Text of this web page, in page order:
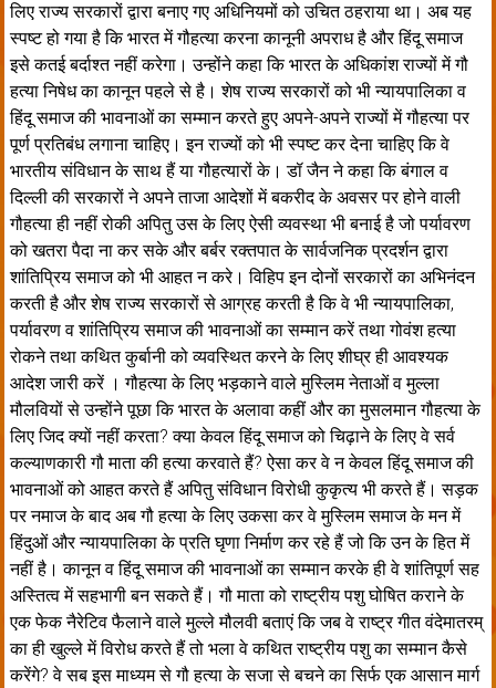
लिए राज्य सरकारों द्वारा बनाए गए अधिनियमों को उचित ठहराया था। अब यह
स्पष्ट हो गया है कि भारत में गौहत्या करना कानूनी अपराध है और हिंदू समाज
इसे कतई बर्दाश्त नहीं करेगा। उन्होंने कहा कि भारत के अधिकांश राज्यों में गौ
हत्या निषेध का कानून पहले से है। शेष राज्य सरकारों को भी न्यायपालिका व
हिंदू समाज की भावनाओं का सम्मान करते हुए अपने-अपने राज्यों में गौहत्या पर
पूर्ण प्रतिबंध लगाना चाहिए। इन राज्यों को भी स्पष्ट कर देना चाहिए कि वे
भारतीय संविधान के साथ हैं या गौहत्यारों के। डॉ जैन ने कहा कि बंगाल व
दिल्ली की सरकारों ने अपने ताजा आदेशों में बकरीद के अवसर पर होने वाली
गौहत्या ही नहीं रोकी अपितु उस के लिए ऐसी व्यवस्था भी बनाई है जो पर्यावरण
को खतरा पैदा ना कर सके और बर्बर रक्तपात के सार्वजनिक प्रदर्शन द्वारा
शांतिप्रिय समाज को भी आहत न करे। विहिप इन दोनों सरकारों का अभिनंदन
करती है और शेष राज्य सरकारों से आग्रह करती है कि वे भी न्यायपालिका,
पर्यावरण व शांतिप्रिय समाज की भावनाओं का सम्मान करें तथा गोवंश हत्या
रोकने तथा कथित कुर्बानी को व्यवस्थित करने के लिए शीघ्र ही आवश्यक
आदेश जारी करें । गौहत्या के लिए भड़काने वाले मुस्लिम नेताओं व मुल्ला
मौलवियों से उन्होंने पूछा कि भारत के अलावा कहीं और का मुसलमान गौहत्या के
लिए जिद क्यों नहीं करता? क्या केवल हिंदू समाज को चिढ़ाने के लिए वे सर्व
कल्याणकारी गौ माता की हत्या करवाते हैं? ऐसा कर वे न केवल हिंदू समाज की
भावनाओं को आहत करते हैं अपितु संविधान विरोधी कुकृत्य भी करते हैं। सड़क
पर नमाज के बाद अब गौ हत्या के लिए उकसा कर वे मुस्लिम समाज के मन में
हिंदुओं और न्यायपालिका के प्रति घृणा निर्माण कर रहे हैं जो कि उन के हित में
नहीं है। कानून व हिंदू समाज की भावनाओं का सम्मान करके ही वे शांतिपूर्ण सह
अस्तित्व में सहभागी बन सकते हैं। गौ माता को राष्ट्रीय पशु घोषित कराने के
एक फेक नैरेटिव फैलाने वाले मुल्ले मौलवी बताएं कि जब वे राष्ट्र गीत वंदेमातरम्
का ही खुल्ले में विरोध करते हैं तो भला वे कथित राष्ट्रीय पशु का सम्मान कैसे
करेंगे? वे सब इस माध्यम से गौ हत्या के सजा से बचने का सिर्फ एक आसान मार्ग